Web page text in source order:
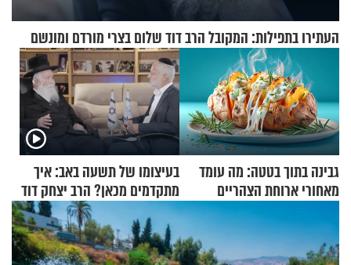
העתירו בתפילות: המקובל הרב דוד שלום בצרי מורדם ומונשם
גבינה בתוך בטטה: מה עומד
מאחורי ארוחת הצהריים
שכבשה את הרשת?
בעיצומו של תשעה באב: איך
מתקדמים מכאן? הרב יצחק דוד
גרוסמן בשיחה מיוחדת